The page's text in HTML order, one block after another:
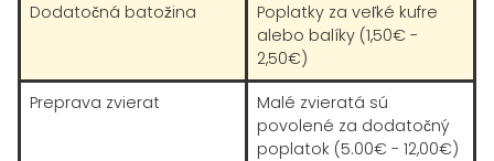
Dodatočná batožina
Poplatky za veľké kufre
alebo balíky (1,50€ -
2,50€)
Preprava zvierat
Malé zvieratá sú
povolené za dodatočný
poplatok (5.00€ - 12,00€)